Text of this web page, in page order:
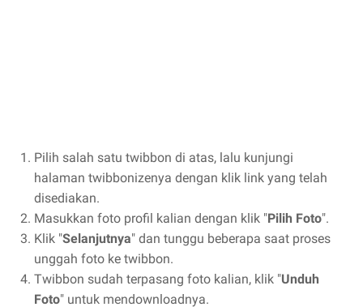
Pilih salah satu twibbon di atas, lalu kunjungi
halaman twibbonizenya dengan klik link yang telah
disediakan.
Masukkan foto profil kalian dengan klik "Pilih Foto".
Klik "Selanjutnya" dan tunggu beberapa saat proses
unggah foto ke twibbon.
Twibbon sudah terpasang foto kalian, klik "Unduh
Foto" untuk mendownloadnya.